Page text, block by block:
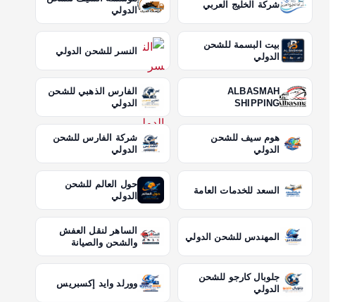
شركة الخليج العربي
الدولي
بيت البسمة للشحن
الدولي
النسر للشحن الدولي
ALBASMAH
SHIPPING
الفارس الذهبي للشحن
الدولي
هوم سيف للشحن
الدولي
شركة الفارس للشحن
الدولي
السعد للخدمات العامة
حول العالم للشحن
الدولي
المهندس للشحن الدولي
الساهر لنقل العفش
والشحن والصيانة
جلوبال كارجو للشحن
الدولي
وورلد وايد إكسبريس